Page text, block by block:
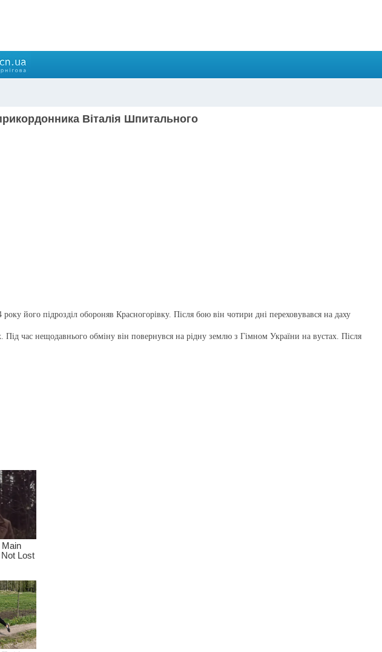
Віталія Шпитального
його підрозділ обороняв Красногорівку. Після бою він чотири дні переховувався на даху
час нещодавнього обміну він повернувся на рідну землю з Гімном України на вустах. Після